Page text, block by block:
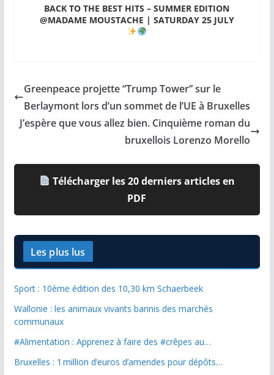
BACK TO THE BEST HITS – SUMMER EDITION
@MADAME MOUSTACHE | SATURDAY 25 JULY
Greenpeace projette “Trump Tower” sur le
Berlaymont lors d’un sommet de l’UE à Bruxelles
J’espère que vous allez bien. Cinquième roman du
bruxellois Lorenzo Morello
Télécharger les 20 derniers articles en
PDF
Les plus lus
Sport : 10ème édition des 10,30 km Schaerbeek
Wallonie : les animaux vivants bannis des marchés
communaux
#Alimentation : Apprenez à faire des #crêpes au…
Bruxelles : 1 million d’euros d’amendes pour dépôts…